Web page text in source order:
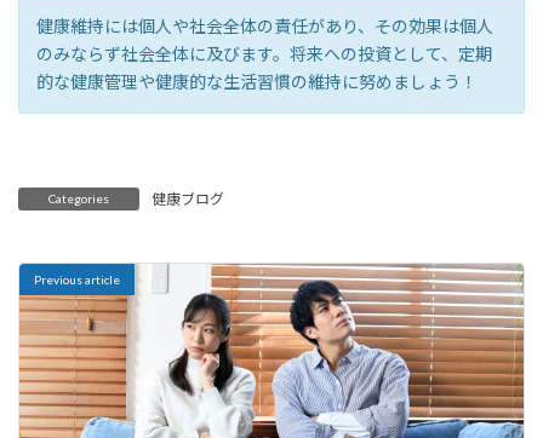
健康維持には個人や社会全体の責任があり、その効果は個人
のみならず社会全体に及びます。将来への投資として、定期
的な健康管理や健康的な生活習慣の維持に努めましょう！
Categories 健康ブログ
Previous article